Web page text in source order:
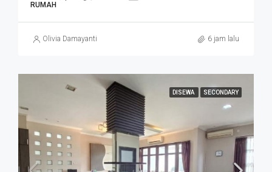
RUMAH
Olivia Damayanti 6 jam lalu
DISEWA SECONDARY